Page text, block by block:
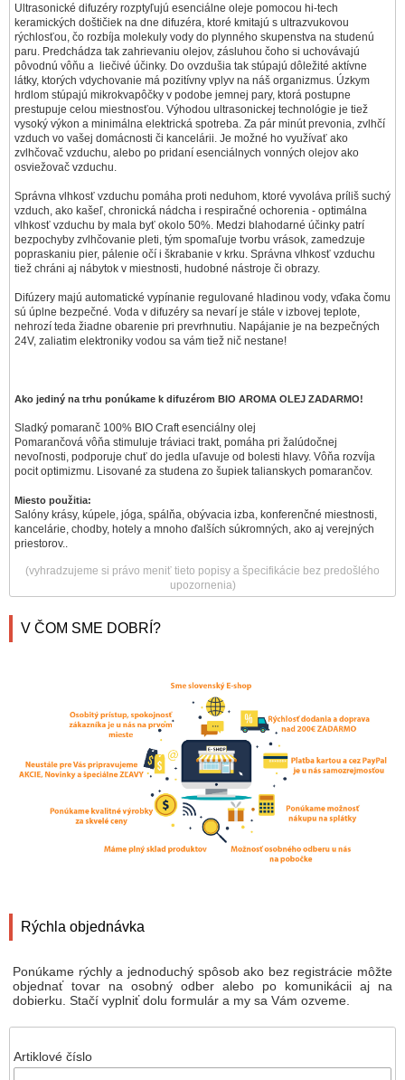
Rýchla objednávka
Ponúkame rýchly a jednoduchý spôsob ako bez registrácie môžte
objednať tovar na osobný odber alebo po komunikácii aj na
dobierku. Stačí vyplniť dolu formulár a my sa Vám ozveme.
Artiklové číslo
Ultrasonické difuzéry rozptyľujú esenciálne oleje pomocou hi-tech
keramických doštičiek na dne difuzéra, ktoré kmitajú s ultrazvukovou
rýchlosťou, čo rozbíja molekuly vody do plynného skupenstva na studenú
paru. Predchádza tak zahrievaniu olejov, zásluhou čoho si uchovávajú
pôvodnú vôňu a liečivé účinky. Do ovzdušia tak stúpajú dôležité aktívne
látky, ktorých vdychovanie má pozitívny vplyv na náš organizmus. Úzkym
hrdlom stúpajú mikrokvapôčky v podobe jemnej pary, ktorá postupne
prestupuje celou miestnosťou. Výhodou ultrasonickej technológie je tiež
vysoký výkon a minimálna elektrická spotreba. Za pár minút prevonia, zvlhčí
vzduch vo vašej domácnosti či kancelárii. Je možné ho využívať ako
zvlhčovač vzduchu, alebo po pridaní esenciálnych vonných olejov ako
osviežovač vzduchu.
Správna vlhkosť vzduchu pomáha proti neduhom, ktoré vyvoláva príliš suchý
vzduch, ako kašeľ, chronická nádcha i respiračné ochorenia - optimálna
vlhkosť vzduchu by mala byť okolo 50%. Medzi blahodarné účinky patrí
bezpochyby zvlhčovanie pleti, tým spomaľuje tvorbu vrások, zamedzuje
popraskaniu pier, pálenie očí i škrabanie v krku. Správna vlhkosť vzduchu
tiež chráni aj nábytok v miestnosti, hudobné nástroje či obrazy.
Difúzery majú automatické vypínanie regulované hladinou vody, vďaka čomu
sú úplne bezpečné. Voda v difuzéry sa nevarí je stále v izbovej teplote,
nehrozí teda žiadne obarenie pri prevrhnutiu. Napájanie je na bezpečných
24V, zaliatim elektroniky vodou sa vám tiež nič nestane!
Ako jediný na trhu ponúkame k difuzérom BIO AROMA OLEJ ZADARMO!
Sladký pomaranč 100% BIO Craft esenciálny olej
Pomarančová vôňa stimuluje tráviaci trakt, pomáha pri žalúdočnej
nevoľnosti, podporuje chuť do jedla uľavuje od bolesti hlavy. Vôňa rozvíja
pocit optimizmu. Lisované za studena zo šupiek talianskych pomarančov.
Miesto použitia:
Salóny krásy, kúpele, jóga, spálňa, obývacia izba, konferenčné miestnosti,
kancelárie, chodby, hotely a mnoho ďalších súkromných, ako aj verejných
priestorov..
(vyhradzujeme si právo meniť tieto popisy a špecifikácie bez predošlého
upozornenia)
V ČOM SME DOBRÍ?